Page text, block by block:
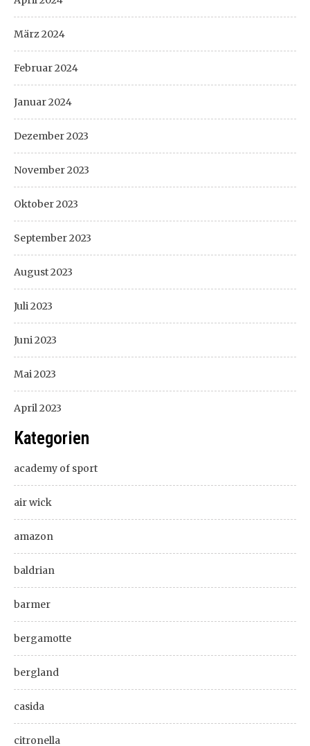
März 2024
Februar 2024
Januar 2024
Dezember 2023
November 2023
Oktober 2023
September 2023
August 2023
Juli 2023
Juni 2023
Mai 2023
April 2023
Kategorien
academy of sport
air wick
amazon
baldrian
barmer
bergamotte
bergland
casida
citronella